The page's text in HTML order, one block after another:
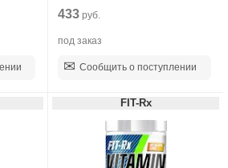
433 руб.
под заказ
Сообщить о поступлении
FIT-Rx